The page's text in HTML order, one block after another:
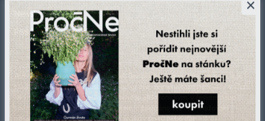
Newslettery
RSS kanály
Autorská práva vykonává vydavatel. Bez písemného svolení vydavatele je
zakázáno jakékoli užití částí nebo celku díla, zejména rozmnožování a šíření
jakýmkoli způsobem, mechanickým nebo elektronickým, v českém nebo
jiném jazyce. Bez souhlasu vydavatele je zakázáno též rozmnožování
obsahu pro účely automatizované analýzy textů nebo dat